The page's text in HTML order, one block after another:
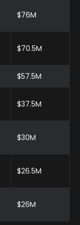
$76M
$70.5M
$57.5M
$37.5M
$30M
$26.5M
$26M